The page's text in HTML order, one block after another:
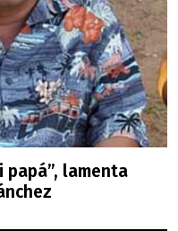
papá”, lamenta